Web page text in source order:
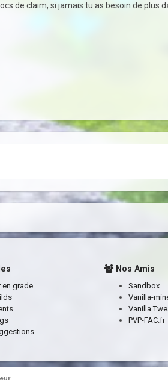
de claim, si jamais tu as besoin de plus
en grade
Nos Amis
Sandbox
Vanilla-
Vanilla
PVP-FAC.fr